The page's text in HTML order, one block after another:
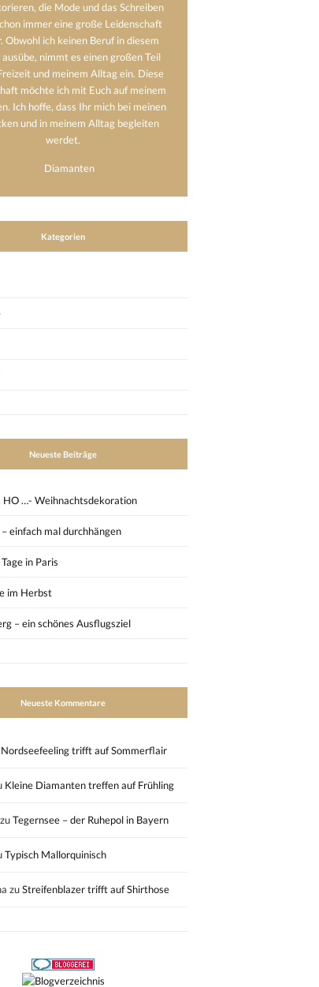
die Mode und das Schreiben
immer eine große Leidenschaft
Obwohl ich keinen Beruf in diesem
ausübe, nimmt es einen großen Teil
und meinem Alltag ein. Diese
möchte ich mit Euch auf meinem
Ich hoffe, dass Ihr mich bei meinen
und in meinem Alltag begleiten
werdet.
Kategorien
Neueste Beiträge
HO …- Weihnachtsdekoration
einfach mal durchhängen
in Paris
im Herbst
– ein schönes Ausflugsziel
Neueste Kommentare
Nordseefeeling trifft auf Sommerflair
Kleine Diamanten treffen auf Frühling
zuTegernsee – der Ruhepol in Bayern
Typisch Mallorquinisch
zuStreifenblazer trifft auf Shirthose